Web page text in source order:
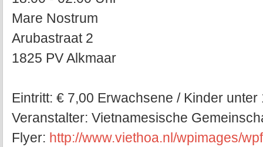
Mare Nostrum
Arubastraat 2
1825 PV Alkmaar
Eintritt: € 7,00 Erwachsene / Kinder unter
Veranstalter: Vietnamesische
Flyer: http://www.viethoa.nl/wpimages/